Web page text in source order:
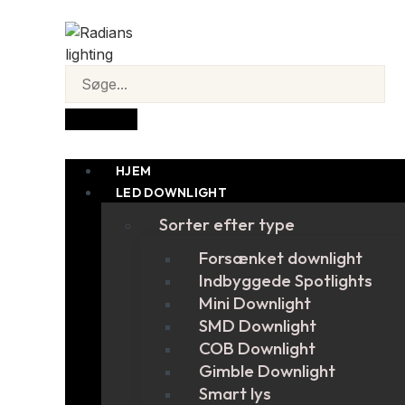
HJEM
LED DOWNLIGHT
Sorter efter type
Forsænket downlight
Indbyggede Spotlights
Mini Downlight
SMD Downlight
COB Downlight
Gimble Downlight
Smart lys